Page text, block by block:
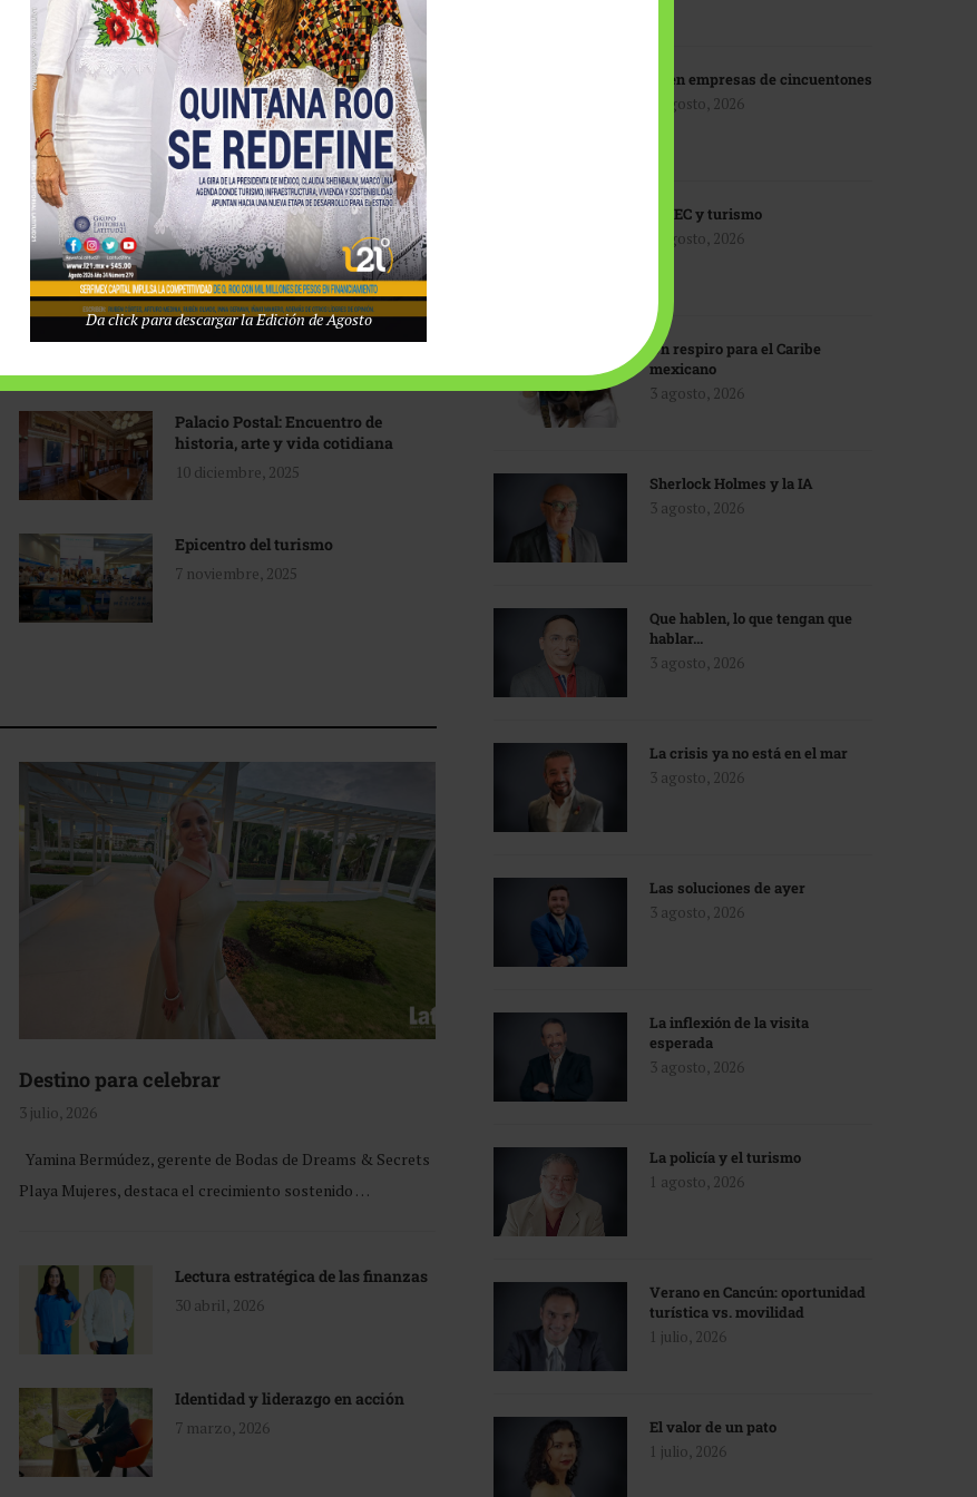
Tecnológico de Monterrey
3 agosto, 2026
Promoción turística con visión
1 abril, 2026
Industria global en
reconfiguración
31 marzo, 2026
Palacio Postal: Encuentro de
historia, arte y vida cotidiana
10 diciembre, 2025
Epicentro del turismo
7 noviembre, 2025
Destino para celebrar
3 julio, 2026
Yamina Bermúdez, gerente de Bodas de Dreams & Secrets
Playa Mujeres, destaca el crecimiento sostenido …
Lectura estratégica de las finanzas
30 abril, 2026
Identidad y liderazgo en acción
7 marzo, 2026
IA en empresas de cincuentones
3 agosto, 2026
TMEC y turismo
3 agosto, 2026
Un respiro para el Caribe
mexicano
3 agosto, 2026
Sherlock Holmes y la IA
3 agosto, 2026
Que hablen, lo que tengan que
hablar…
3 agosto, 2026
La crisis ya no está en el mar
3 agosto, 2026
Las soluciones de ayer
3 agosto, 2026
La inflexión de la visita
esperada
3 agosto, 2026
La policía y el turismo
1 agosto, 2026
Verano en Cancún: oportunidad
turística vs. movilidad
1 julio, 2026
El valor de un pato
1 julio, 2026
Da click para descargar la Edición de Agosto